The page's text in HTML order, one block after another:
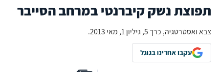
תפוצת נשק קיברנטי במרחב הסייבר
צבא ואסטרטגיה, כרך 5, גיליון 1, מאי 2013.
עקבו אחרינו בגוגל